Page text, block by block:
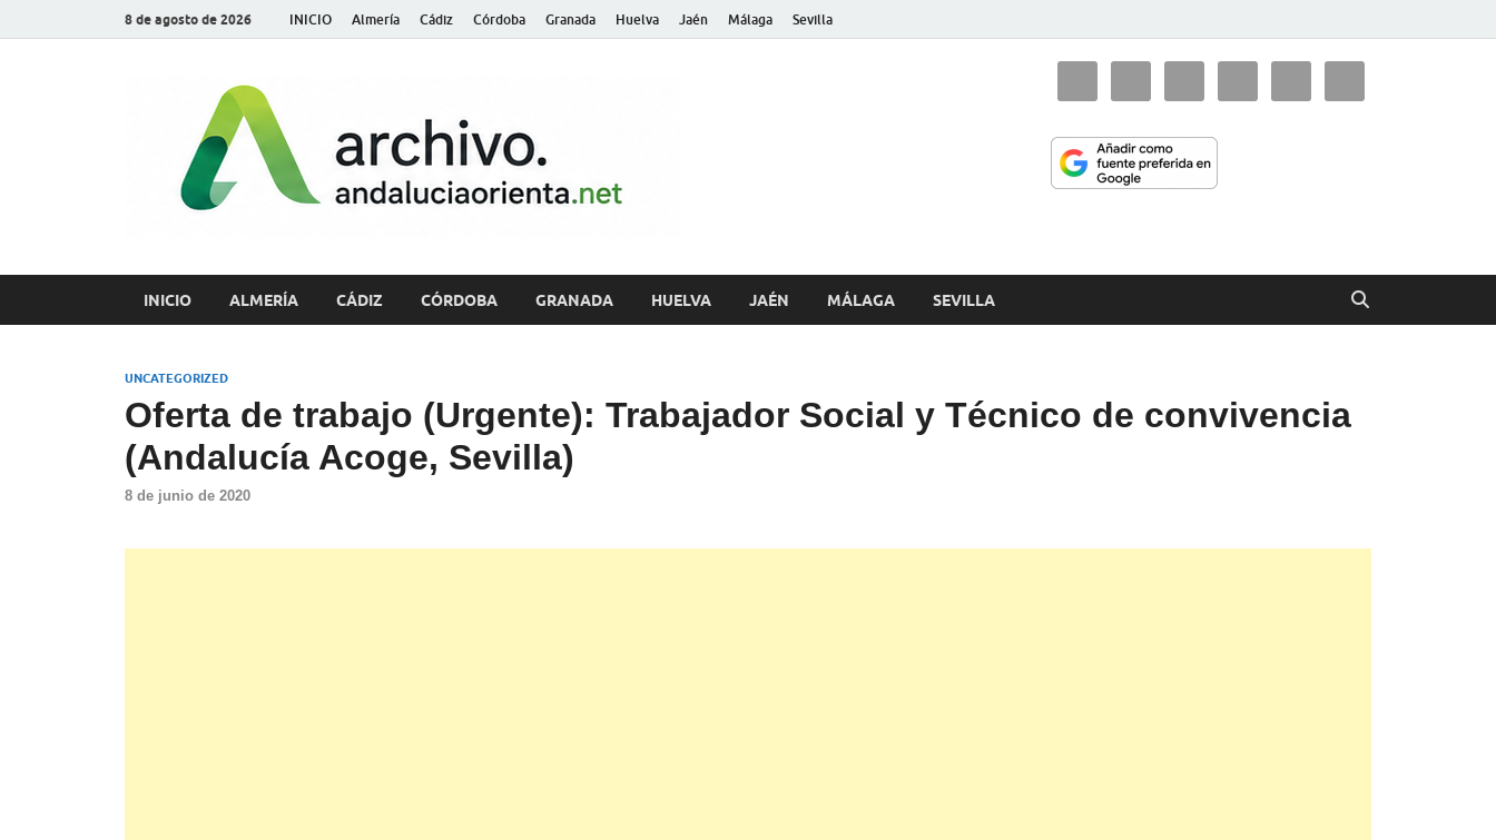
8 de agosto de 2026 INICIO Almería Cádiz Córdoba Granada Huelva Jaén Málaga Sevilla
archivo.andaluciaorienta
INICIO ALMERÍA CÁDIZ CÓRDOBA GRANADA HUELVA JAÉN MÁLAGA SEVILLA
UNCATEGORIZED
Oferta de trabajo (Urgente): Trabajador Social y Técnico de convivencia
(Andalucía Acoge, Sevilla)
8 de junio de 2020